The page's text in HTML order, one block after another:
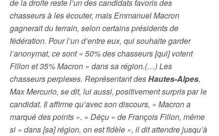
de la droite reste l’un des candidats favoris des
chasseurs à les écouter, mais Emmanuel Macron
gagnerait du terrain, selon certains présidents de
fédération. Pour l’un d’entre eux, qui souhaite garder
l’anonymat, ce sont « 50% des chasseurs [qui] votent
Fillon et 35% Macron » dans sa région.(…) Les
chasseurs perplexes. Représentant desHautes-Alpes,
Max Mercurio, se dit, lui aussi, positivement surpris par le
candidat. Il affirme qu’avec son discours, « Macron a
marqué des points ». « Déçu » de François Fillon, même
si « dans [sa] région, on est fidèle », il dit attendre jusqu’à